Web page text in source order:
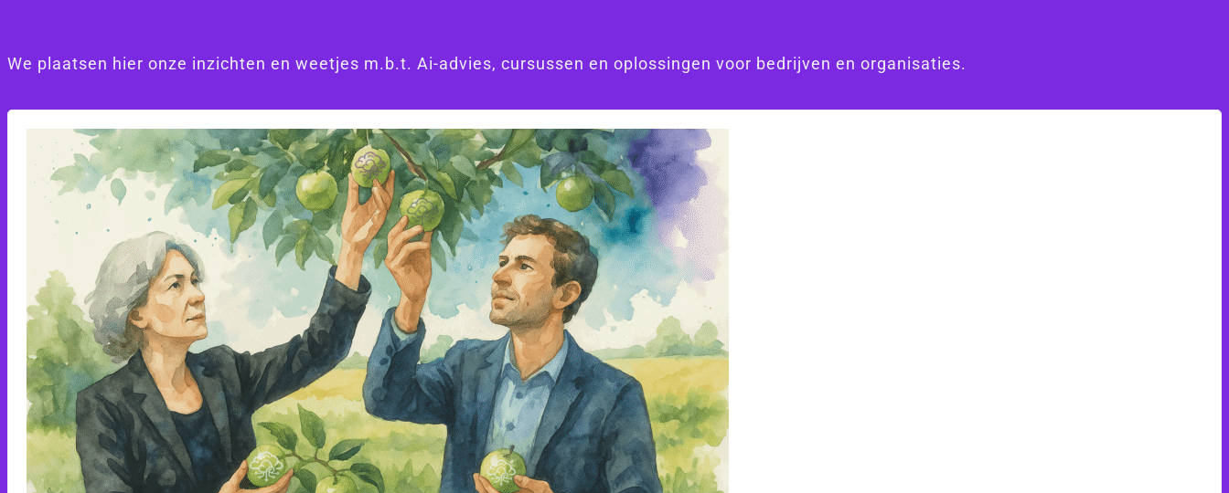
We plaatsen hier onze inzichten en weetjes m.b.t. Ai-advies, cursussen en oplossingen voor bedrijven en organisaties.